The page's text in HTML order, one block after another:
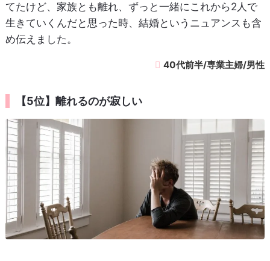
てたけど、家族とも離れ、ずっと一緒にこれから2人で
生きていくんだと思った時、結婚というニュアンスも含
め伝えました。
40代前半/専業主婦/男性
【5位】離れるのが寂しい